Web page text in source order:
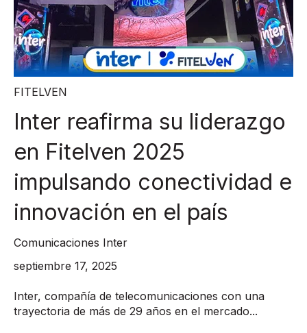
FITELVEN
Inter reafirma su liderazgo
en Fitelven 2025
impulsando conectividad e
innovación en el país
Comunicaciones Inter
septiembre 17, 2025
Inter, compañía de telecomunicaciones con una
trayectoria de más de 29 años en el mercado...